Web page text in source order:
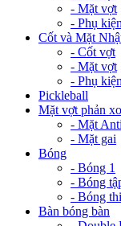
- Mặt vợt
- Phụ kiện
Cốt và Mặt
- Cốt vợt
- Mặt vợt
- Phụ kiện
Pickleball
Mặt vợt phản
- Mặt Anti
- Mặt gai
Bóng
- Bóng 1
- Bóng
- Bóng
Bàn bóng bàn